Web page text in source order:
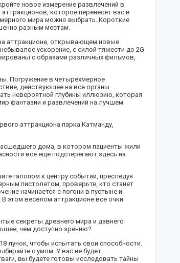
новое измерение развлечений в
которое перенесет вас в
мира можно выбрать. Короткие
разным местам.
аттракционе, открывающем новые
ускорение, с силой тяжести до 2G
с образами различных фильмов,
Погружение в четырёхмерное
действующее на все органы
невероятной глубины иллюзию, которая
фантазии и развлечений на лучшем
аттракциона парка Катманду,
дома, в котором пациенты жили
все еще подстерегают здесь на
галопом к центру событий, преследуя
пистолетом, проверьте, кто станет
начинается с погони в пустыне и
этом веселом аттракционе все очки
секреты древнего мира и давнего
чем доступно зрению?
лунок, чтобы испытать свои способности.
с умом. У вас не будет
вы будете готовы исследовать тайны